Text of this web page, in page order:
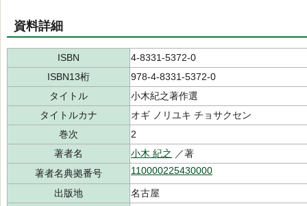
資料詳細
ISBN
4-8331-5372-0
ISBN13桁
978-4-8331-5372-0
タイトル
小木紀之著作選
タイトルカナ
オギ ノリユキ チョサクセン
巻次
2
著者名
小木 紀之 ／著
著者名典拠番号
110000225430000
出版地
名古屋